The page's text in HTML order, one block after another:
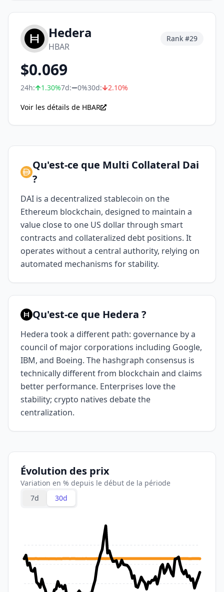
Hedera
HBAR
Rank #29
$0.069
24h: 1.30%7d: 0%30d: 2.10%
Voir les détails de HBAR
Qu'est-ce que Multi Collateral Dai
?
DAI is a decentralized stablecoin on the
Ethereum blockchain, designed to maintain a
value close to one US dollar through smart
contracts and collateralized debt positions. It
operates without a central authority, relying on
automated mechanisms for stability.
Qu'est-ce que Hedera ?
Hedera took a different path: governance by a
council of major corporations including Google,
IBM, and Boeing. The hashgraph consensus is
technically different from blockchain and claims
better performance. Enterprises love the
stability; crypto natives debate the
centralization.
Évolution des prix
Variation en % depuis le début de la période
7d
30d